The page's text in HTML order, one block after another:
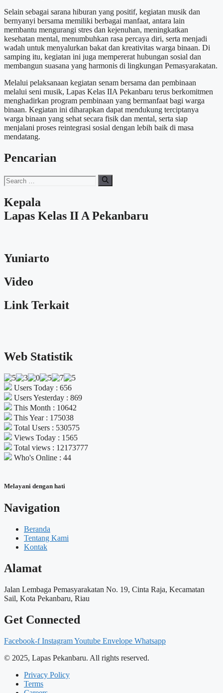
Selain sebagai sarana hiburan yang positif, kegiatan musik dan
bernyanyi bersama memiliki berbagai manfaat, antara lain
membantu mengurangi stres dan kejenuhan, meningkatkan
kesehatan mental, menumbuhkan rasa percaya diri, serta menjadi
wadah untuk menyalurkan bakat dan kreativitas warga binaan. Di
samping itu, kegiatan ini juga mempererat hubungan sosial dan
membangun suasana yang harmonis di lingkungan Pemasyarakatan.
Melalui pelaksanaan kegiatan senam bersama dan pembinaan
melalui seni musik, Lapas Kelas IIA Pekanbaru terus berkomitmen
menghadirkan program pembinaan yang bermanfaat bagi warga
binaan. Kegiatan ini diharapkan dapat mendukung terciptanya
warga binaan yang sehat secara fisik dan mental, serta siap
menjalani proses reintegrasi sosial dengan lebih baik di masa
mendatang.
Pencarian
Search
for:
Kepala
Lapas Kelas II A Pekanbaru
Yuniarto
Video
Link Terkait
Web Statistik
Users Today : 656
Users Yesterday : 869
This Month : 10642
This Year : 175038
Total Users : 530575
Views Today : 1565
Total views : 12173777
Who's Online : 44
Melayani dengan hati
Navigation
Beranda
Tentang Kami
Kontak
Alamat
Jalan Lembaga Pemasyarakatan No. 19, Cinta Raja, Kecamatan
Sail, Kota Pekanbaru, Riau
Get Connected
Facebook-f InstagramYoutube Envelope Whatsapp
© 2025, Lapas Pekanbaru. All rights reserved.
Privacy Policy
Terms